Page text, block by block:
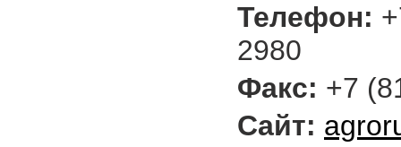
Телефон:
2980
Факс: +7
Cайт: